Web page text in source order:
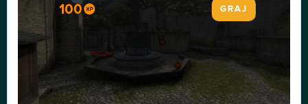
100 GRAJ